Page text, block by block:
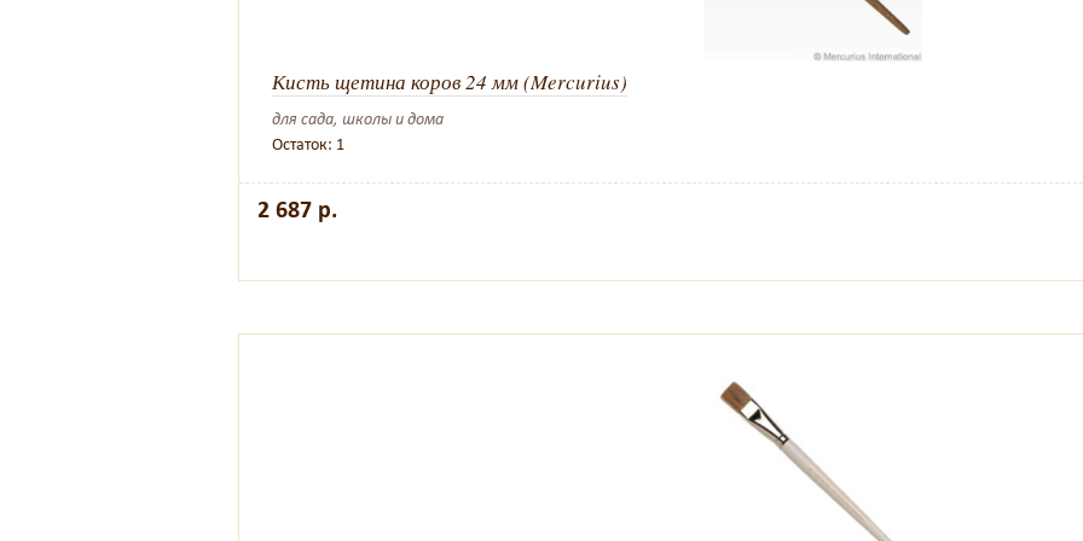
Кисть щетина коров 24 мм (Mercurius)
для сада, школы и дома
Остаток: 1
2 687 р.